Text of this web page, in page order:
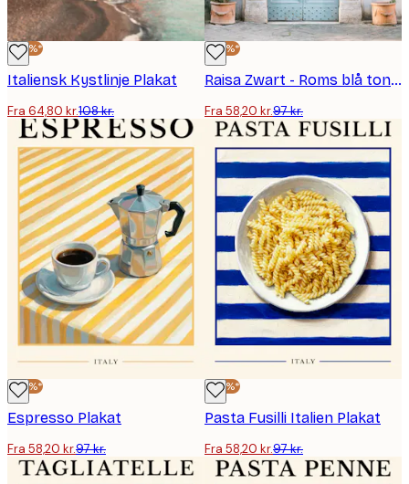
-40%*
Italiensk Kystlinje Plakat
Fra 64,80 kr.108 kr.
-40%*
Raisa Zwart - Roms blå toner Plakat
Fra 58,20 kr.97 kr.
-40%*
Espresso Plakat
Fra 58,20 kr.97 kr.
-40%*
Pasta Fusilli Italien Plakat
Fra 58,20 kr.97 kr.